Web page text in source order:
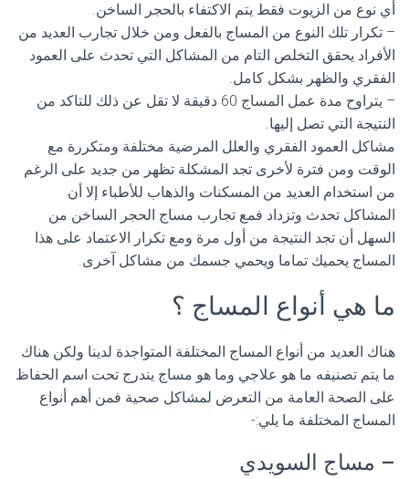
أي نوع من الزيوت فقط يتم الاكتفاء بالحجر الساخن.
– تكرار تلك النوع من المساج بالفعل ومن خلال تجارب العديد من
الأفراد يحقق التخلص التام من المشاكل التي تحدث على العمود
الفقري والظهر بشكل كامل.
– يتراوح مدة عمل المساج 60 دقيقة لا تقل عن ذلك للتاكد من
النتيجة التي تصل إليها.
مشاكل العمود الفقري والعلل المرضية مختلفة ومتكررة مع
الوقت ومن فترة لأخرى تجد المشكلة تظهر من جديد على الرغم
من استخدام العديد من المسكنات والذهاب للأطباء إلا أن
المشاكل تحدث وتزداد فمع تجارب مساج الحجر الساخن من
السهل أن تجد النتيجة من أول مرة ومع تكرار الاعتماد على هذا
المساج يحميك تماما ويحمي جسمك من مشاكل آخرى.
ما هي أنواع المساج ؟
هناك العديد من أنواع المساج المختلفة المتواجدة لدينا ولكن هناك
ما يتم تصنيفه ما هو علاجي وما هو مساج يندرج تحت اسم الحفاظ
على الصحة العامة من التعرض لمشاكل صحية فمن أهم أنواع
المساج المختلفة ما يلي:-
– مساج السويدي